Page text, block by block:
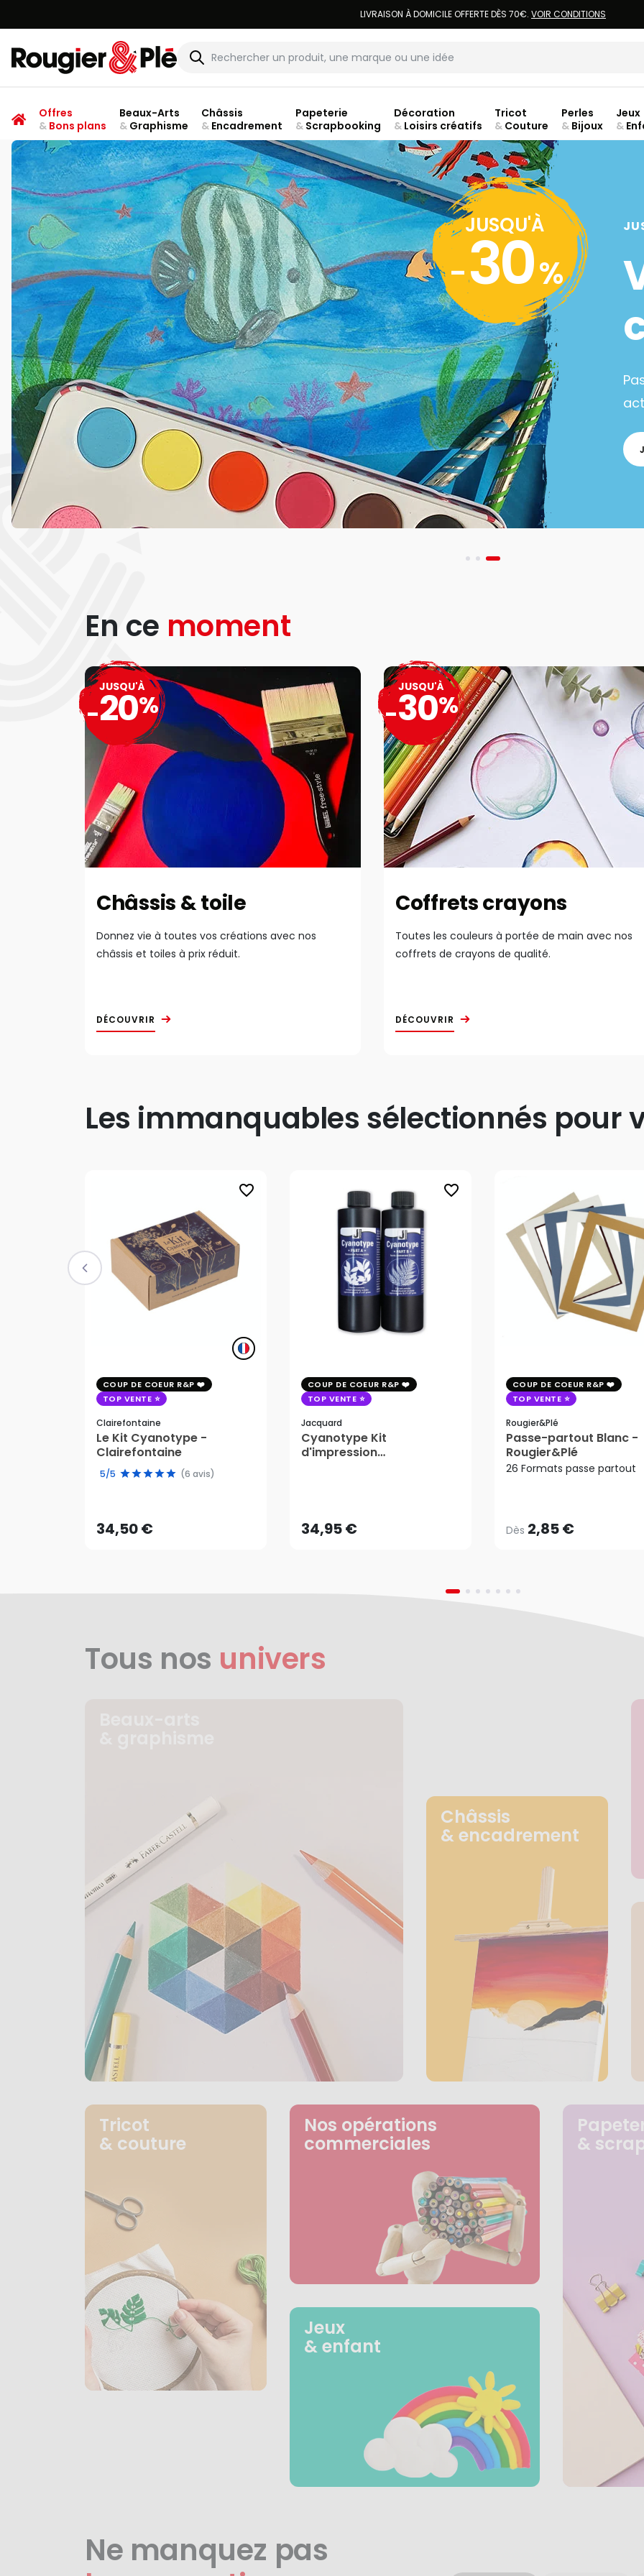
LIVRAISON À DOMICILE OFFERTE DÈS 70€. VOIR CONDITIONS
Rougier & Plé
Offres
&Bons plans
Beaux-Arts
&Graphisme
Châssis
&Encadrement
Papeterie
&Scrapbooking
Décoration
&Loisirs créatifs
Tricot
& Couture
Perles
& Bijoux
Jeux
&
JUSQU'À
-30%
En ce moment
Châssis & toile
Donnez vie à toutes vos créations avec nos
châssis et toiles à prix réduit.
DÉCOUVRIR
JUSQU'À
-20%
Coffrets crayons
Toutes les couleurs à portée de main avec nos
coffrets de crayons de qualité.
DÉCOUVRIR
JUSQU'À
-30%
Les immanquables sélectionnés pour
favorite_border
COUP DE COEUR R&P
TOP VENTE
Clairefontaine
Le Kit Cyanotype -
Clairefontaine
5/5 (6 avis)
34,50 €AJOUTER AU PANIER
favorite_border
COUP DE COEUR R&P
TOP VENTE
Jacquard
Cyanotype Kit
d'impression
34,95 €AJOUTER AU PANIER
COUP DE COEUR R&P
TOP VENTE
Rougier&plé
Passe-partout Blanc -
Rougier&Plé
26 Formats passe partout
Dès 2,85 €
2,85 €
Tous nos univers
Châssis
& encadrement
Tricot
& couture
Nos opérations
commerciales
Jeux
& enfant
&
Ne manquez pas